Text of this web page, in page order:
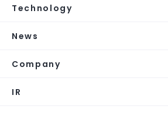
Technology
News
Company
IR